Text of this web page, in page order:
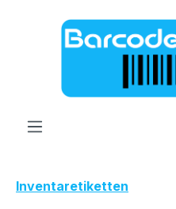
Zum Hauptinhalt springen
Inventaretiketten